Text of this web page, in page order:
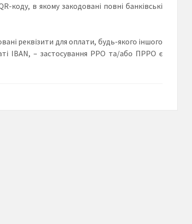
коду, в якому закодовані повні банківські
реквізити для оплати, будь-якого іншого
ІВАN, – застосування РРО та/або ПРРО є